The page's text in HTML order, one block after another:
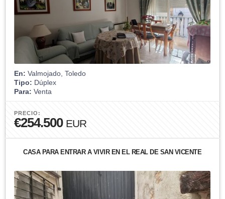
En: Valmojado, Toledo
Tipo: Dúplex
Para: Venta
PRECIO:
€254.500 EUR
CASA PARA ENTRAR A VIVIR EN EL REAL DE SAN VICENTE